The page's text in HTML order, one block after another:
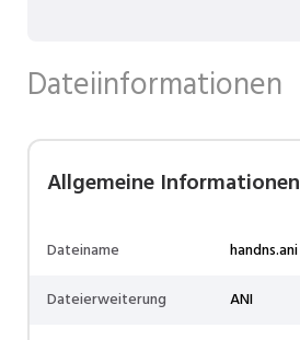
Dateiinformationen
Allgemeine Informationen
Dateiname
handns.ani
Dateierweiterung
ANI